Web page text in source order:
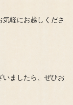
軽にお越しくださ
ましたら、ぜひお